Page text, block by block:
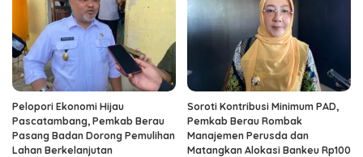
Pelopori Ekonomi Hijau
Pascatambang, Pemkab Berau
Pasang Badan Dorong Pemulihan
Lahan Berkelanjutan
Soroti Kontribusi Minimum PAD,
Pemkab Berau Rombak
Manajemen Perusda dan
Matangkan Alokasi Bankeu Rp100